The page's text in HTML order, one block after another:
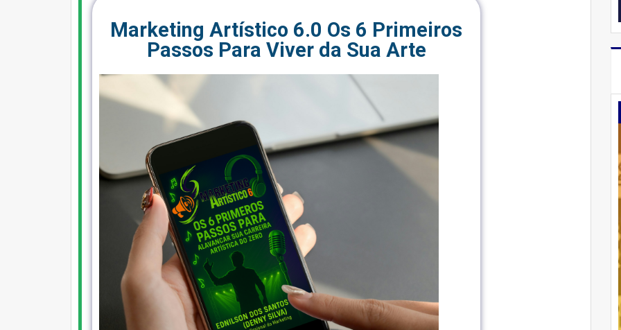
Marketing Artístico 6.0 Os 6 Primeiros
Passos Para Viver da Sua Arte